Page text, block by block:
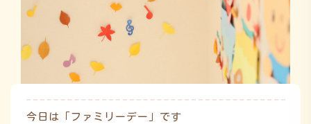
今日は「ファミリーデー」です